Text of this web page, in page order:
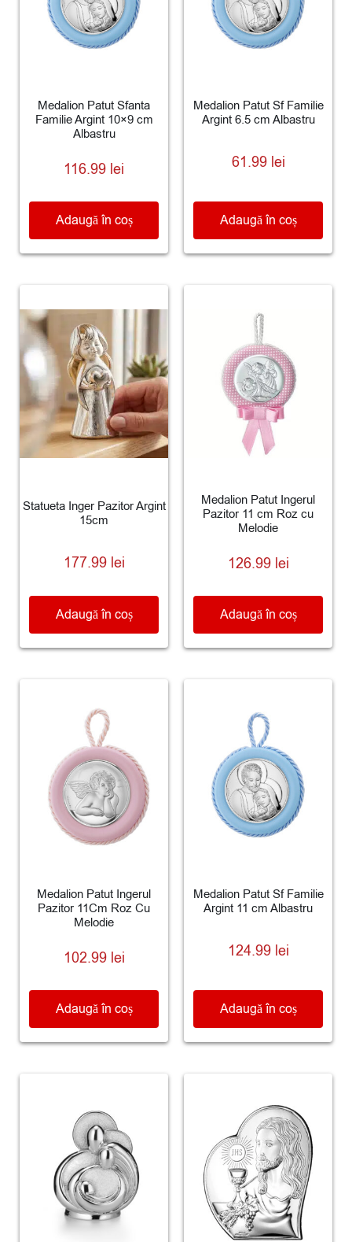
Medalion Patut Sfanta
Familie Argint 10×9 cm
Albastru
116.99 lei
Adaugă în coș
Medalion Patut Sf Familie
Argint 6.5 cm Albastru
61.99 lei
Adaugă în coș
Statueta Inger Pazitor Argint
15cm
177.99 lei
Adaugă în coș
Medalion Patut Ingerul
Pazitor 11 cm Roz cu
Melodie
126.99 lei
Adaugă în coș
Medalion Patut Ingerul
Pazitor 11Cm Roz Cu
Melodie
102.99 lei
Adaugă în coș
Medalion Patut Sf Familie
Argint 11 cm Albastru
124.99 lei
Adaugă în coș